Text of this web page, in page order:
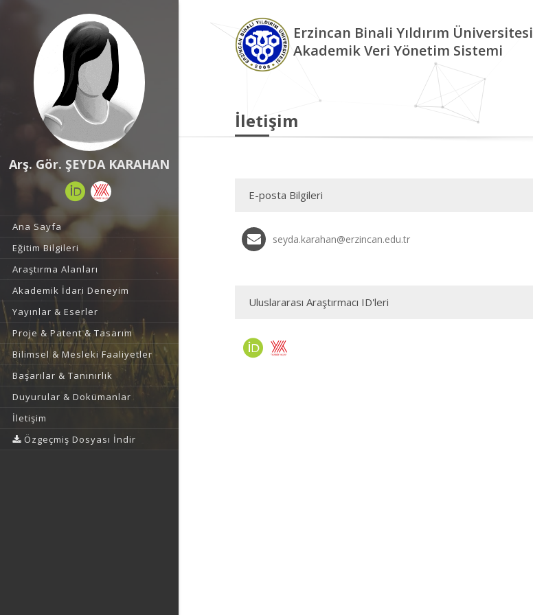
Arş. Gör. ŞEYDA KARAHAN
Ana Sayfa
Eğitim Bilgileri
Araştırma Alanları
Akademik İdari Deneyim
Yayınlar & Eserler
Proje & Patent & Tasarım
Bilimsel & Mesleki Faaliyetler
Başarılar & Tanınırlık
Duyurular & Dokümanlar
İletişim
Özgeçmiş Dosyası İndir
Erzincan Binali Yıldırım Üniversitesi
Akademik Veri Yönetim Sistemi
İletişim
E-posta Bilgileri
seyda.karahan@erzincan.edu.tr
Uluslararası Araştırmacı ID'leri